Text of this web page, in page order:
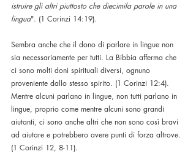
istruire gli altri piuttosto che diecimila parole in una
lingua". (1 Corinzi 14:19).
Sembra anche che il dono di parlare in lingue non
sia necessariamente per tutti. La Bibbia afferma che
ci sono molti doni spirituali diversi, ognuno
proveniente dallo stesso spirito. (1 Corinzi 12:4).
Mentre alcuni parlano in lingue, non tutti parlano in
lingue, proprio come mentre alcuni sono grandi
aiutanti, ci sono anche altri che non sono così bravi
ad aiutare e potrebbero avere punti di forza altrove.
(1 Corinzi 12, 8-11).